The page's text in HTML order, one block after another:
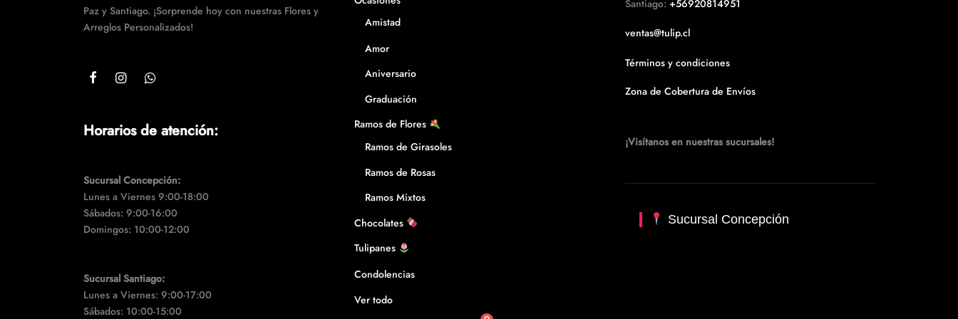
página
de
Paz y Santiago. ¡Sorprende hoy con nuestras Flores y
Arreglos Personalizados!
Horarios de atención:
Sucursal Concepción:
Lunes a Viernes 9:00-18:00
Sábados: 9:00-16:00
Domingos: 10:00-12:00
Sucursal Santiago:
Lunes a Viernes: 9:00-17:00
Sábados: 10:00-15:00
Amistad
Amor
Aniversario
Graduación
Ramos de Flores
Ramos de Girasoles
Ramos de Rosas
Ramos Mixtos
Chocolates
Tulipanes
Condolencias
Ver todo
Santiago: +56920814951
ventas@tulip.cl
Términos y condiciones
Zona de Cobertura de Envíos
¡Visítanos en nuestras sucursales!
Sucursal Concepción